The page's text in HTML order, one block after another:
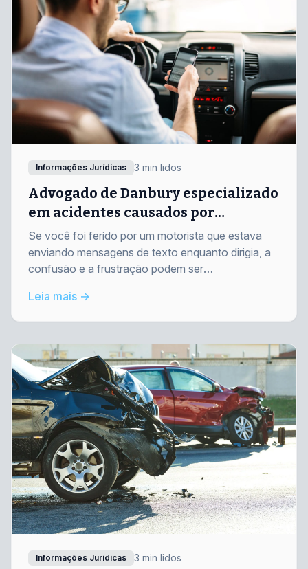
Informações Jurídicas 3 min lidos
Advogado de Danbury especializado
em acidentes causados por
mensagens de texto ao volante
Se você foi ferido por um motorista que estava
enviando mensagens de texto enquanto dirigia, a
confusão e a frustração podem ser
ajudamos as vítimas a se recuperarem física,
emocional e financeiramente.
Leia mais →
Informações Jurídicas 3 min lidos